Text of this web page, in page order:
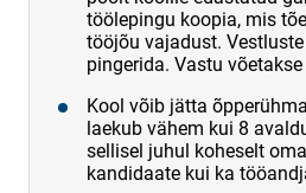
töölepingu koopia, mis
tööjõu vajadust.
pingerida. Vastu
Kool võib jätta
laekub vähem kui 8
sellisel juhul koheselt
kandidaate kui ka